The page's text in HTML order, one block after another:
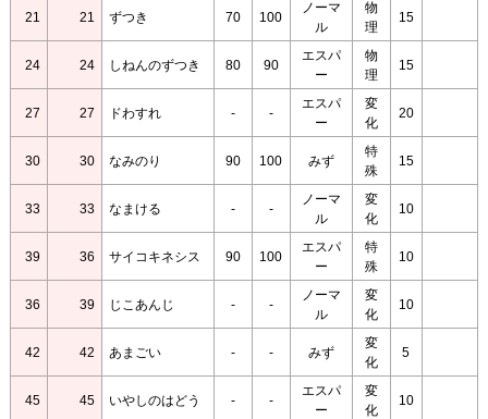
21 21 ずつき 70 100
ノーマ
ル
物
理
15
24 24 しねんのずつき 80 90
エスパ
ー
物
理
15
27 27 ドわすれ - -
エスパ
ー
変
化
20
30 30 なみのり 90 100 みず
特
殊
15
33 33 なまける - -
ノーマ
ル
変
化
10
39 36 サイコキネシス 90 100
エスパ
ー
特
殊
10
36 39 じこあんじ - -
ノーマ
ル
変
化
10
42 42 あまごい - - みず
変
化
5
45 45 いやしのはどう - -
エスパ
ー
変
化
10